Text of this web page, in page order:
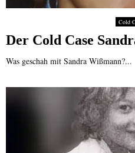
Cold
Der Cold Case
Was geschah mit Sandra Wißmann?...